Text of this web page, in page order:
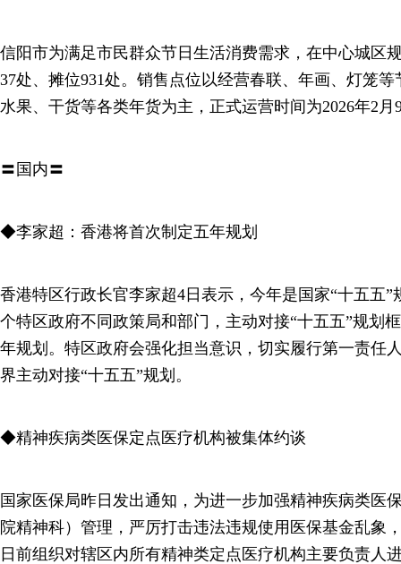
信阳市为满足市民群众节日生活消费需求，在中心城区
37处、摊位931处。销售点位以经营春联、年画、灯笼
水果、干货等各类年货为主，正式运营时间为2026年2月
〓国内〓
◆李家超：香港将首次制定五年规划
香港特区行政长官李家超4日表示，今年是国家“十五五
个特区政府不同政策局和部门，主动对接“十五五”规划
年规划。特区政府会强化担当意识，切实履行第一责任
界主动对接“十五五”规划。
◆精神疾病类医保定点医疗机构被集体约谈
国家医保局昨日发出通知，为进一步加强精神疾病类医
院精神科）管理，严厉打击违法违规使用医保基金乱象
日前组织对辖区内所有精神类定点医疗机构主要负责人